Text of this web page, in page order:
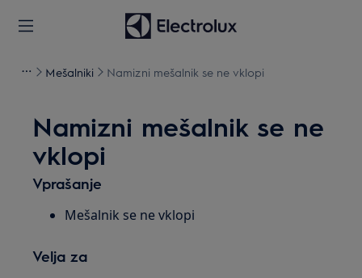
Mešalniki Namizni mešalnik se ne vklopi
Namizni mešalnik se ne
vklopi
Vprašanje
Mešalnik se ne vklopi
Velja za